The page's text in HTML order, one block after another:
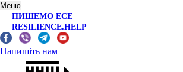
Меню
ПИШЕМО ЕСЕ
RESILIENCE.HELP
Напишіть нам